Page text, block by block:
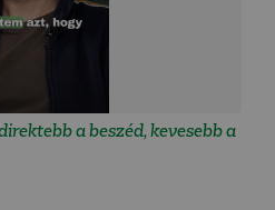
a beszéd, kevesebb a